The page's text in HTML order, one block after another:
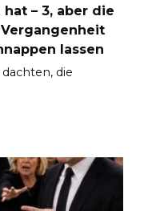
– 3, aber die
lassen
die